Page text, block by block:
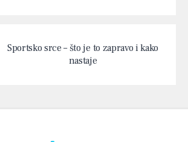
Sportsko srce – što je to zapravo i kako
nastaje